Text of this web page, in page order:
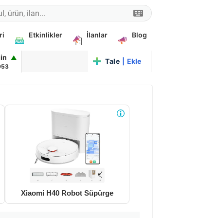
Etkinlikler İlanlar Blog
▲
Talep | Ekle
Xiaomi H40 Robot Süpürge